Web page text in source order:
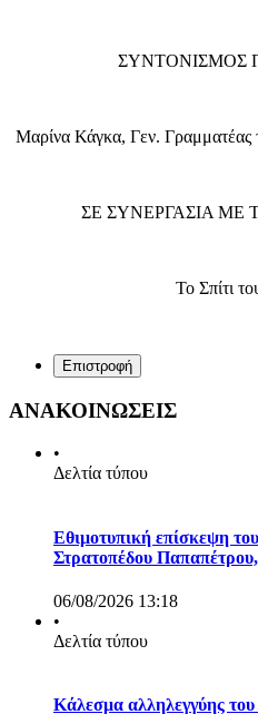
ΣΥΝΤΟΝΙΣΜΟΣ
Μαρίνα Κάγκα, Γεν.
ΣΕ ΣΥΝΕΡΓΑΣΙΑ ΜΕ
Το Σπίτι
Επιστροφή
ΑΝΑΚΟΙΝΩΣΕΙΣ
•
Δελτία τύπου
Εθιμοτυπική επίσκεψη
Στρατοπέδου
06/08/2026 13:18
•
Δελτία τύπου
Κάλεσμα αλληλεγγύης